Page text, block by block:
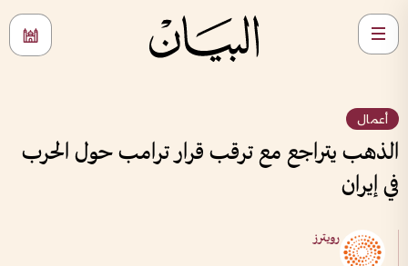
أعمال
الذهب يتراجع مع ترقب قرار ترامب حول الحرب
في إيران
رويترز